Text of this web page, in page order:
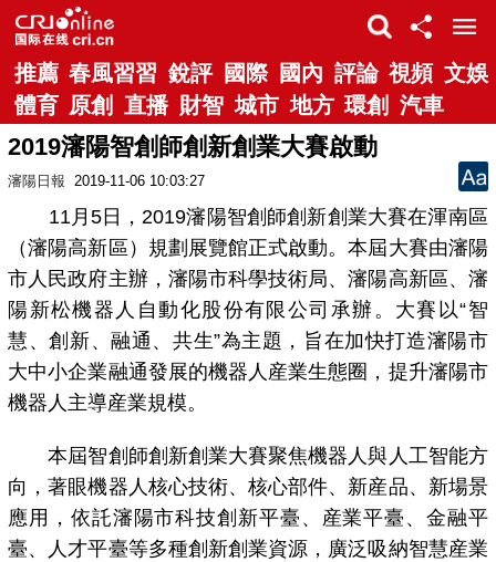
推薦 春風習習 銳評 國際 國內 評論 視頻 文娛
體育 原創 直播 財智 城市 地方 環創 汽車
2019瀋陽智創師創新創業大賽啟動
瀋陽日報 2019-11-06 10:03:27
11月5日，2019瀋陽智創師創新創業大賽在渾南區
（瀋陽高新區）規劃展覽館正式啟動。本屆大賽由瀋陽
市人民政府主辦，瀋陽市科學技術局、瀋陽高新區、瀋
陽新松機器人自動化股份有限公司承辦。大賽以“智
慧、創新、融通、共生”為主題，旨在加快打造瀋陽市
大中小企業融通發展的機器人産業生態圈，提升瀋陽市
機器人主導産業規模。
本屆智創師創新創業大賽聚焦機器人與人工智能方
向，著眼機器人核心技術、核心部件、新産品、新場景
應用，依託瀋陽市科技創新平臺、産業平臺、金融平
臺、人才平臺等多種創新創業資源，廣泛吸納智慧産業